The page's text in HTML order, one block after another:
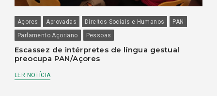
Açores Aprovadas Direitos Sociais e Humanos
PAN
Parlamento Açoriano
Pessoas
Escassez de intérpretes de língua gestual
preocupa PAN/Açores
LER NOTÍCIA